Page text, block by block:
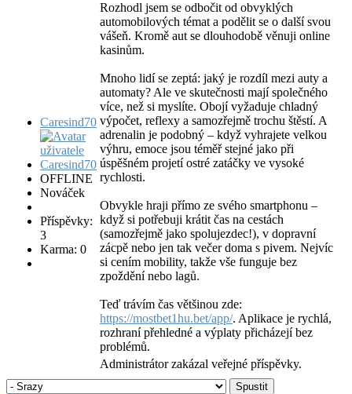
Caresind70
OFFLINE
Nováček
Příspěvky:
3
Karma: 0
Rozhodl jsem se odbočit od obvyklých
automobilových témat a podělit se o další svou
vášeň. Kromě aut se dlouhodobě věnuji online
kasinům.
Mnoho lidí se zeptá: jaký je rozdíl mezi auty a
automaty? Ale ve skutečnosti mají společného
více, než si myslíte. Obojí vyžaduje chladný
výpočet, reflexy a samozřejmě trochu štěstí. A
adrenalin je podobný – když vyhrajete velkou
výhru, emoce jsou téměř stejné jako při
úspěšném projetí ostré zatáčky ve vysoké
rychlosti.
Obvykle hraji přímo ze svého smartphonu –
když si potřebuji krátit čas na cestách
(samozřejmě jako spolujezdec!), v dopravní
zácpě nebo jen tak večer doma s pivem. Nejvíc
si cením mobility, takže vše funguje bez
zpoždění nebo lagů.
Teď trávím čas většinou zde:
https://mostbet1hu.bet/app/. Aplikace je rychlá,
rozhraní přehledné a výplaty přicházejí bez
problémů.
Administrátor zakázal veřejné příspěvky.